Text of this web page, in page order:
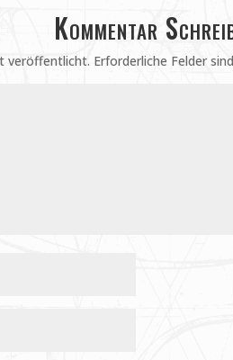
Kommentar
veröffentlicht. Erforderliche Felder